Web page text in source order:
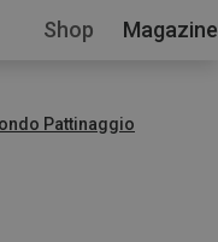
Shop Magazine
Pattinaggio